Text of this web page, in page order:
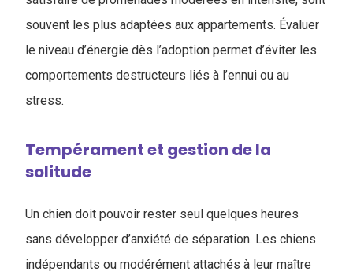
souvent les plus adaptées aux appartements. Évaluer
le niveau d’énergie dès l’adoption permet d’éviter les
comportements destructeurs liés à l’ennui ou au
stress.
Tempérament et gestion de la
solitude
Un chien doit pouvoir rester seul quelques heures
sans développer d’anxiété de séparation. Les chiens
indépendants ou modérément attachés à leur maître